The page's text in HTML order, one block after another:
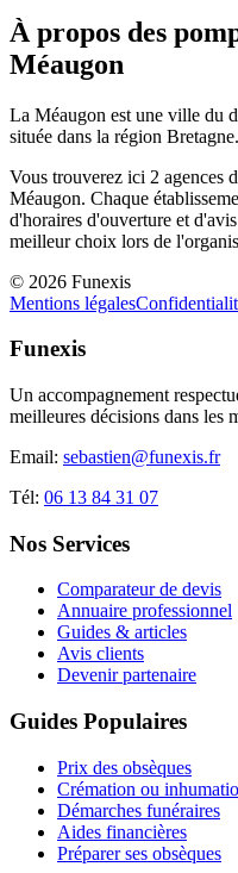
À propos des
Méaugon
La Méaugon est une ville du
située dans la région Bretagne.
Vous trouverez ici 2 agences
Méaugon. Chaque
d'horaires d'ouverture et
meilleur choix lors de
© 2026 Funexis
Mentions légales
Funexis
Un accompagnement
meilleures décisions dans les
Email: sebastien@funexis.fr
Tél: 06 13 84 31 07
Nos Services
Comparateur de devis
Annuaire professionnel
Guides & articles
Avis clients
Devenir partenaire
Guides Populaires
Prix des obsèques
Crémation ou
Démarches funéraires
Aides financières
Préparer ses obsèques